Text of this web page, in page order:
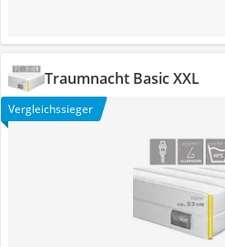
Traumnacht Basic XXL
Vergleichssieger